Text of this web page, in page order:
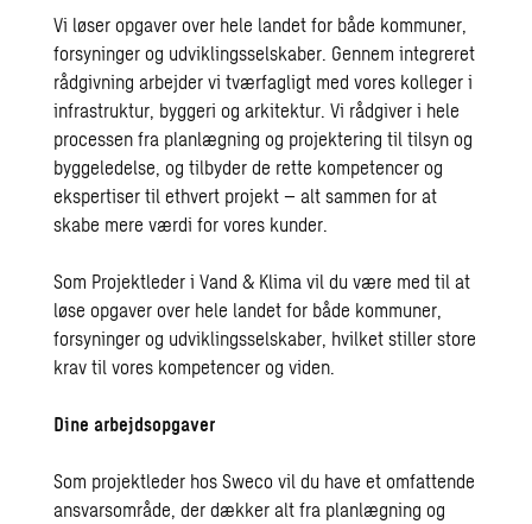
Vi løser opgaver over hele landet for både kommuner,
forsyninger og udviklingsselskaber. Gennem integreret
rådgivning arbejder vi tværfagligt med vores kolleger i
infrastruktur, byggeri og arkitektur. Vi rådgiver i hele
processen fra planlægning og projektering til tilsyn og
byggeledelse, og tilbyder de rette kompetencer og
ekspertiser til ethvert projekt – alt sammen for at
skabe mere værdi for vores kunder.
Som Projektleder i Vand & Klima vil du være med til at
løse opgaver over hele landet for både kommuner,
forsyninger og udviklingsselskaber, hvilket stiller store
krav til vores kompetencer og viden.
Dine arbejdsopgaver
Som projektleder hos Sweco vil du have et omfattende
ansvarsområde, der dækker alt fra planlægning og